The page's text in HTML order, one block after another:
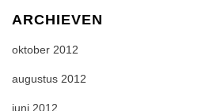
ARCHIEVEN
oktober 2012
augustus 2012
juni 2012